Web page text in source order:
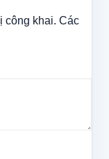
công khai. Các